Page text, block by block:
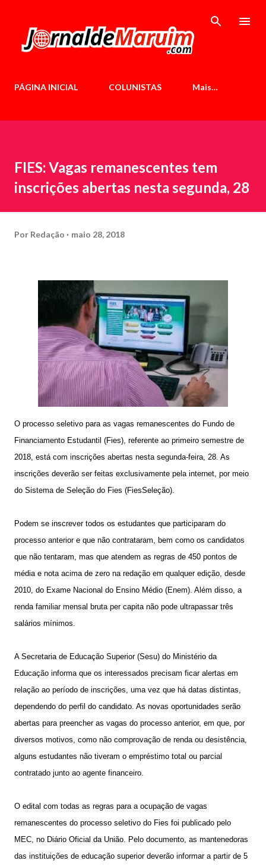
PÁGINA INICIAL COLUNISTAS Mais…
FIES: Vagas remanescentes tem
inscrições abertas nesta segunda, 28
Por Redação maio 28, 2018
O processo seletivo para as vagas remanescentes do Fundo de
Financiamento Estudantil (Fies), referente ao primeiro semestre de
2018, está com inscrições abertas nesta segunda-feira, 28. As
inscrições deverão ser feitas exclusivamente pela internet, por meio
do Sistema de Seleção do Fies (FiesSeleção).
Podem se inscrever todos os estudantes que participaram do
processo anterior e que não contrataram, bem como os candidatos
que não tentaram, mas que atendem as regras de 450 pontos de
média e nota acima de zero na redação em qualquer edição, desde
2010, do Exame Nacional do Ensino Médio (Enem). Além disso, a
renda familiar mensal bruta per capita não pode ultrapassar três
salários mínimos.
A Secretaria de Educação Superior (Sesu) do Ministério da
Educação informa que os interessados precisam ficar alertas em
relação ao período de inscrições, uma vez que há datas distintas,
dependendo do perfil do candidato. As novas oportunidades serão
abertas para preencher as vagas do processo anterior, em que, por
diversos motivos, como não comprovação de renda ou desistência,
alguns estudantes não tiveram o empréstimo total ou parcial
contratado junto ao agente financeiro.
O edital com todas as regras para a ocupação de vagas
remanescentes do processo seletivo do Fies foi publicado pelo
MEC, no Diário Oficial da União. Pelo documento, as mantenedoras
das instituições de educação superior deverão informar a partir de 5